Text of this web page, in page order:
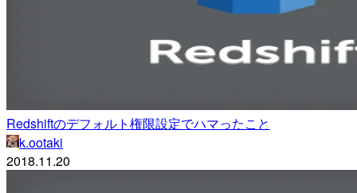
Redshiftのデフォルト権限設定でハマったこと
k.ootaki
2018.11.20